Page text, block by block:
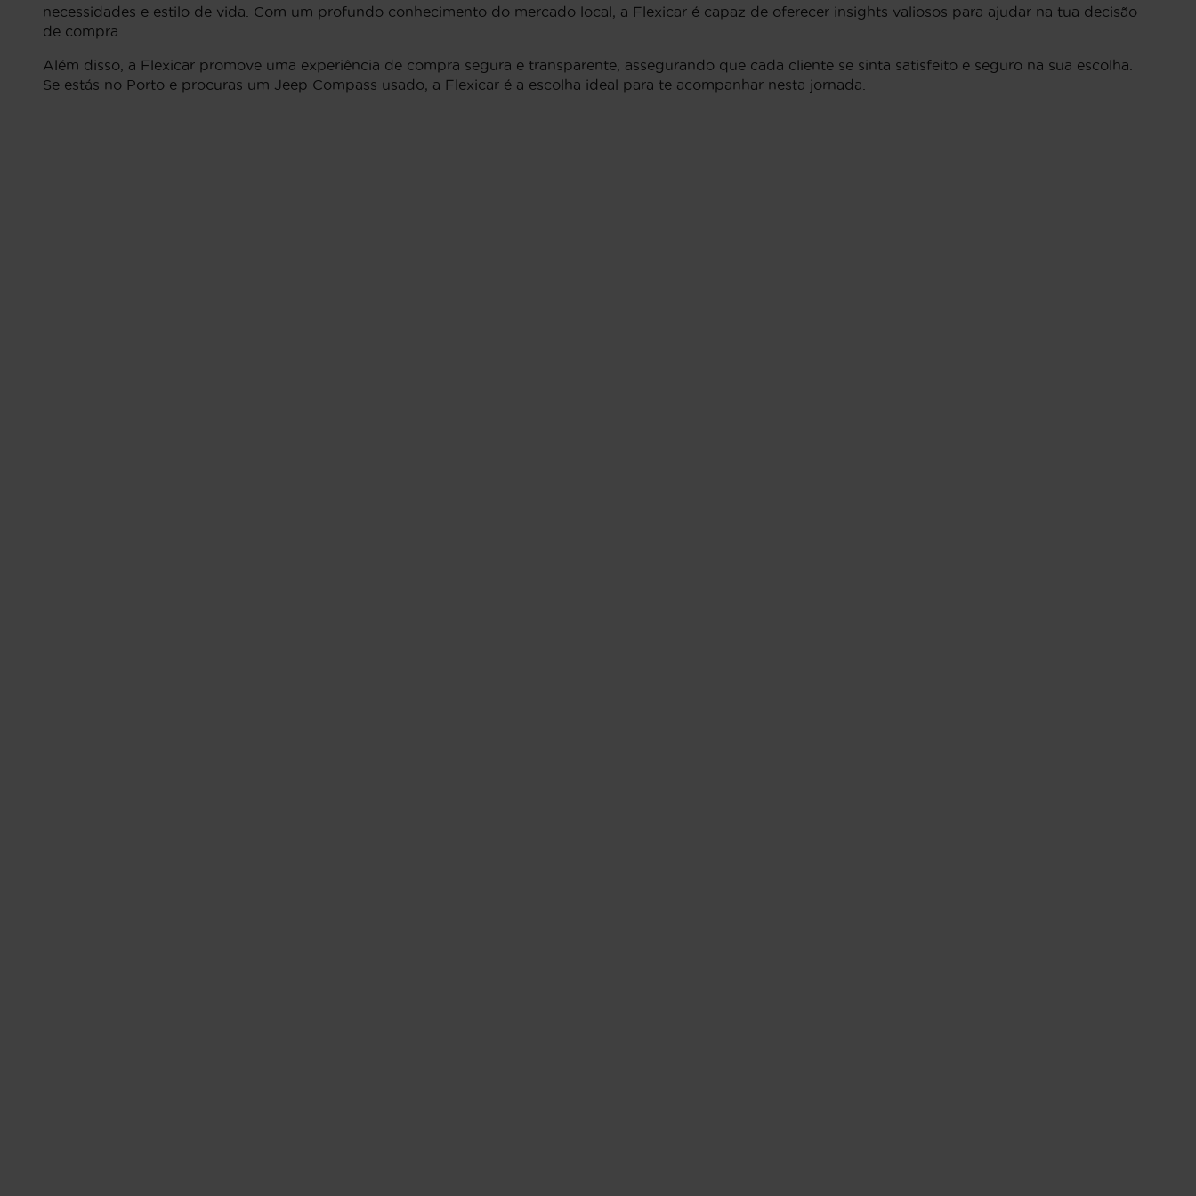
necessidades e estilo de vida. Com um profundo conhecimento do mercado local, a Flexicar é capaz de oferecer insights valiosos para ajudar na tua decisão
de compra.
Além disso, a Flexicar promove uma experiência de compra segura e transparente, assegurando que cada cliente se sinta satisfeito e seguro na sua escolha.
Se estás no Porto e procuras um Jeep Compass usado, a Flexicar é a escolha ideal para te acompanhar nesta jornada.